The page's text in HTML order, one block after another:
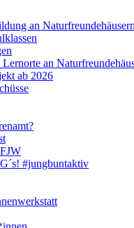
an Naturfreundehäusern
an
ab 2026
#jungbuntaktiv